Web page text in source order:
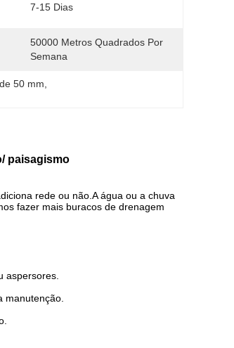
7-15 Dias
50000 Metros Quadrados Por
Semana
50 mm
paisagismo
rede ou não.A água ou a chuva
fazer mais buracos de drenagem
aspersores.
manutenção.